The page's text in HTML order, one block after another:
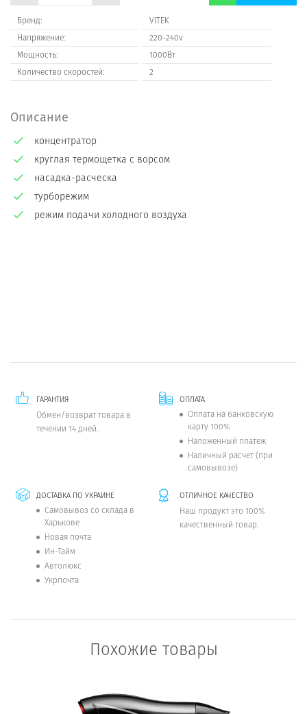
Бренд:
VITEK
Напряжение:
220-240v
Мощность:
1000Вт
Количество скоростей:
2
Описание
концентратор
круглая термощетка с ворсом
насадка-расческа
турборежим
режим подачи холодного воздуха
ГАРАНТИЯ
Обмен/возврат товара в
течении 14 дней.
ОПЛАТА
Оплата на банковскую
карту 100%
Наложенный платеж
Наличный расчет (при
самовывозе)
ДОСТАВКА ПО УКРАИНЕ
Самовывоз со склада в
Харькове
Новая почта
Ин-Тайм
Автолюкс
Укрпочта
ОТЛИЧНОЕ КАЧЕСТВО
Наш продукт это 100%
качественный товар.
Похожие товары